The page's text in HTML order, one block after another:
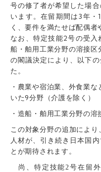
号の修了者が希望した場
います。在留期間は3年・
く、要件を満たせば配偶者
なお、特定技能2号の受
船・舶用工業分野の溶接
の閣議決定により、以下
た。
・農業や宿泊業、外食業
いた9分野（介護を除く）
・造船・舶用工業分野の
この対象分野の追加によ
人材が、引き続き日本国
とが期待されます。
尚、特定技能2号在留